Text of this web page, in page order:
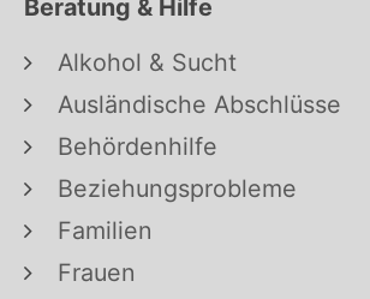
Beratung & Hilfe
Alkohol & Sucht
Ausländische Abschlüsse
Behördenhilfe
Beziehungsprobleme
Familien
Frauen